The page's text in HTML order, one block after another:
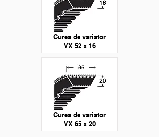
Curea de variator
VX 52 x 16
Curea de variator
VX 65 x 20